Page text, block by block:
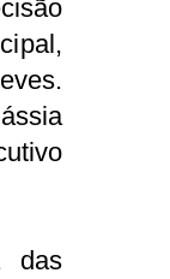
das